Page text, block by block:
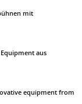
mit
aus
equipment from